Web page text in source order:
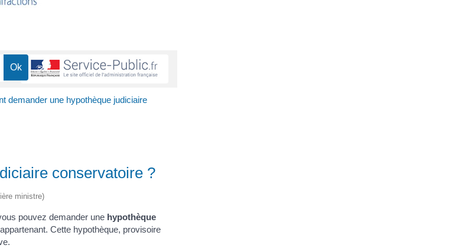
demander une hypothèque judiciaire
conservatoire ?
ministre)
pouvez demander une hypothèque
Cette hypothèque, provisoire